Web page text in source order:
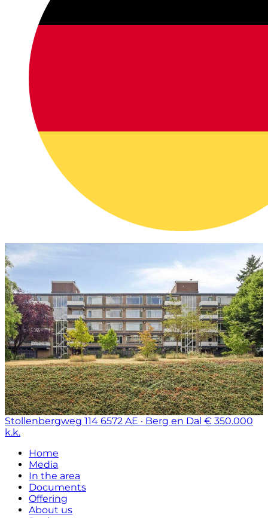
Stollenbergweg 114 6572 AE · Berg en Dal € 350.000
k.k.
Home
Media
In the area
Documents
Offering
About us